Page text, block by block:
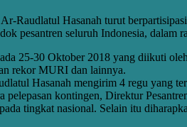
Raudlatul Hasanah turut
pesantren seluruh Indonesia, dalam
25-30 Oktober 2018 yang diikuti
rekor MURI dan lainnya.
Hasanah mengirim 4 regu yang
pelepasan kontingen, Direktur
tingkat nasional. Selain itu